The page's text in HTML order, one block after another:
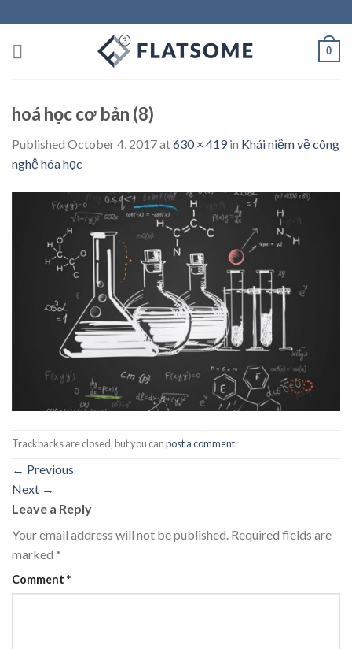
to
content
0
hoá học cơ bản (8)
Published October 4, 2017at630 × 419in Khái niệm về công
nghệ hóa học
Trackbacks are closed, but you canpost a comment.
← Previous
Next →
Leave a Reply
Your email address will not be published. Required fields are
marked *
Comment *